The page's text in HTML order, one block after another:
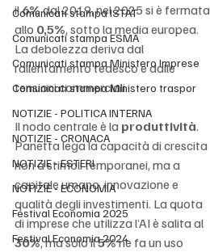
Comunicati stampa ISTAT
Comunicati stampa ESMA
Comunicati stampa Ministero Imprese
Comunicati stampa Ministero traspor
NOTIZIE - POLITICA INTERNA
NOTIZIE - CRONACA
NOTIZIE - ESTERI
NOTIZIE - ECONOMIA
Festival Economia 2025
Festival Economia 2024
il 6% dal 2019, nel 2025 si è fermata
allo 0,5%, sotto la media europea.
La debolezza deriva dal
rallentamento tedesco e dalle
tensioni commerciali.
Il nodo centrale è la produttività.
Panetta lega la capacità di crescita
non a stimoli temporanei, ma a
capitale umano, innovazione e
qualità degli investimenti. La quota
di imprese che utilizza l’AI è salita al
30%, ma solo il 5% ne fa un uso